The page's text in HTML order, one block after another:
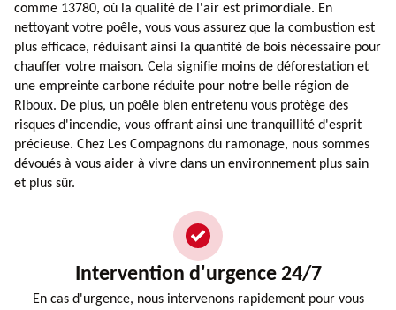
comme 13780, où la qualité de l'air est primordiale. En
nettoyant votre poêle, vous vous assurez que la combustion est
plus efficace, réduisant ainsi la quantité de bois nécessaire pour
chauffer votre maison. Cela signifie moins de déforestation et
une empreinte carbone réduite pour notre belle région de
Riboux. De plus, un poêle bien entretenu vous protège des
risques d'incendie, vous offrant ainsi une tranquillité d'esprit
précieuse. Chez Les Compagnons du ramonage, nous sommes
dévoués à vous aider à vivre dans un environnement plus sain
et plus sûr.
Intervention d'urgence 24/7
En cas d'urgence, nous intervenons rapidement pour vous